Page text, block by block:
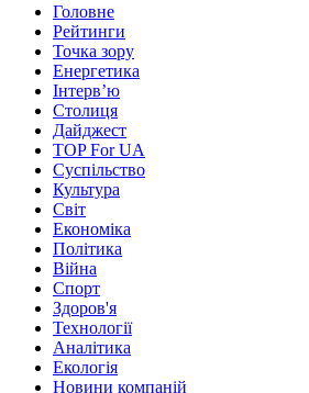
Головне
Рейтинги
Точка зору
Енергетика
Інтерв’ю
Столиця
Дайджест
TOP For UA
Суспiльство
Культура
Світ
Економіка
Політика
Війна
Спорт
Здоров'я
Технології
Аналітика
Екологія
Новини компаній